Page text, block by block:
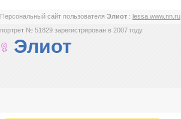
Персональный сайт пользователя Элиот : lessa.www.nn.ru
портрет № 51829 зарегистрирован в 2007 году
Элиот